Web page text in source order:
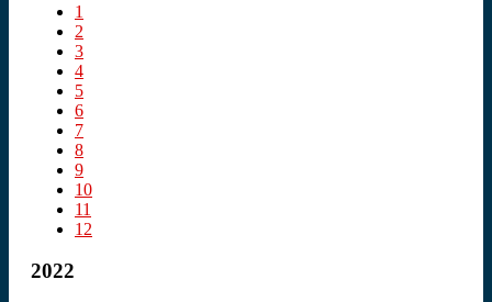
1
2
3
4
5
6
7
8
9
10
11
12
2022